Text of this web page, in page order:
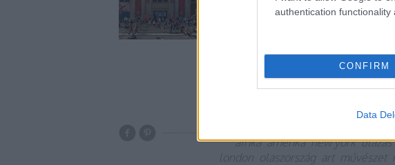
authentication functionality
CONFIRM
Data
ananászegyesülést is lehet látni. ©
TOVÁBB
afrika amerika new york utazás
london olaszország art művészet